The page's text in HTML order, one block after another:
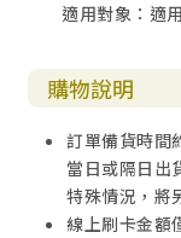
適用對象：適
購物說明
訂單備貨時間
當日或隔日出
特殊情況，將
線上刷卡金額